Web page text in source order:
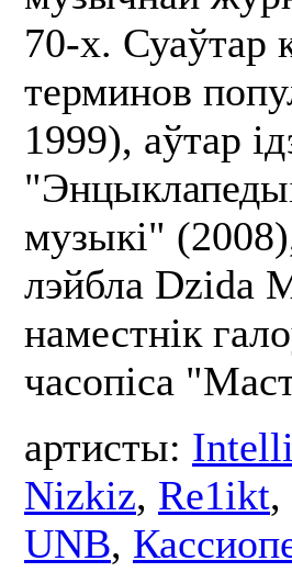
70-х. Суаўтар
терминов
1999), аўтар
музыкі"
лэйбла Dzida
наместнік
часопіса
артисты:
Nizkiz, Re1ikt,
UNB,